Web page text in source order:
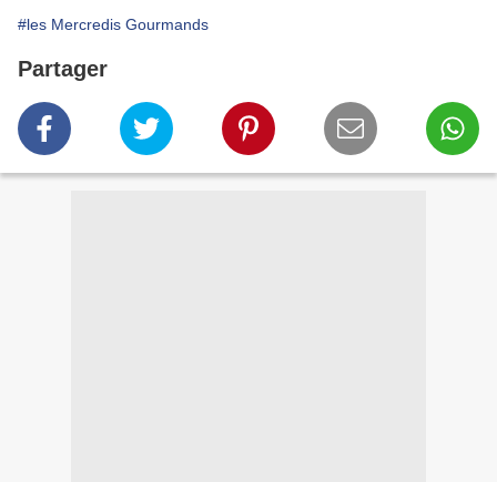
#les Mercredis Gourmands
Partager